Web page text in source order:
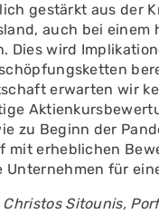
gestärkt aus der
auch bei
Dies wird
erwarten wir
zu Beginn der
mit erheblichen
für
Sitounis,